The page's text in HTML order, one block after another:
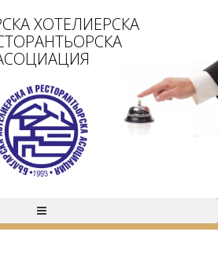
ХОТЕЛИЕРСКА